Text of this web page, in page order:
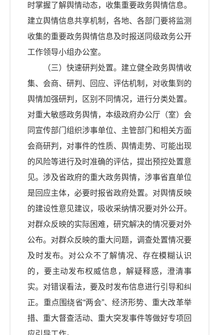
时掌握了解舆情动态，收集重要政务舆情信息。
建立舆情信息共享机制，各地、各部门要将监测
收集的重要政务舆情信息及时报送同级政务公开
工作领导小组办公室。
（三）快速研判处置。建立健全政务舆情收
集、会商、研判、回应、评估机制，对收集到的
舆情加强研判，区别不同情况，进行分类处置。
对重大敏感政务舆情，本级政府办公厅（室）会
同宣传部门组织涉事单位、主管部门和相关方面
会商研判，对事件的性质、舆情走势、可能出现
的风险等进行及时准确的评估，提出预控处置意
见。涉及省政府的重大政务舆情，涉事省直单位
是回应主体，必要时报省政府处置。对舆情反映
的建设性意见建议，吸收采纳情况要对外公开。
对群众反映的实际困难，研究解决的情况要对外
公布。对群众反映的重大问题，调查处置情况要
及时发布。对公众不了解情况、存在模糊认识
的，要主动发布权威信息，解疑释惑，澄清事
实。对错误看法，要及时发布信息进行引导和纠
正。重点围绕省“两会”、经济形势、重大改革举
措、重大督查活动、重大突发事件等做好专项回